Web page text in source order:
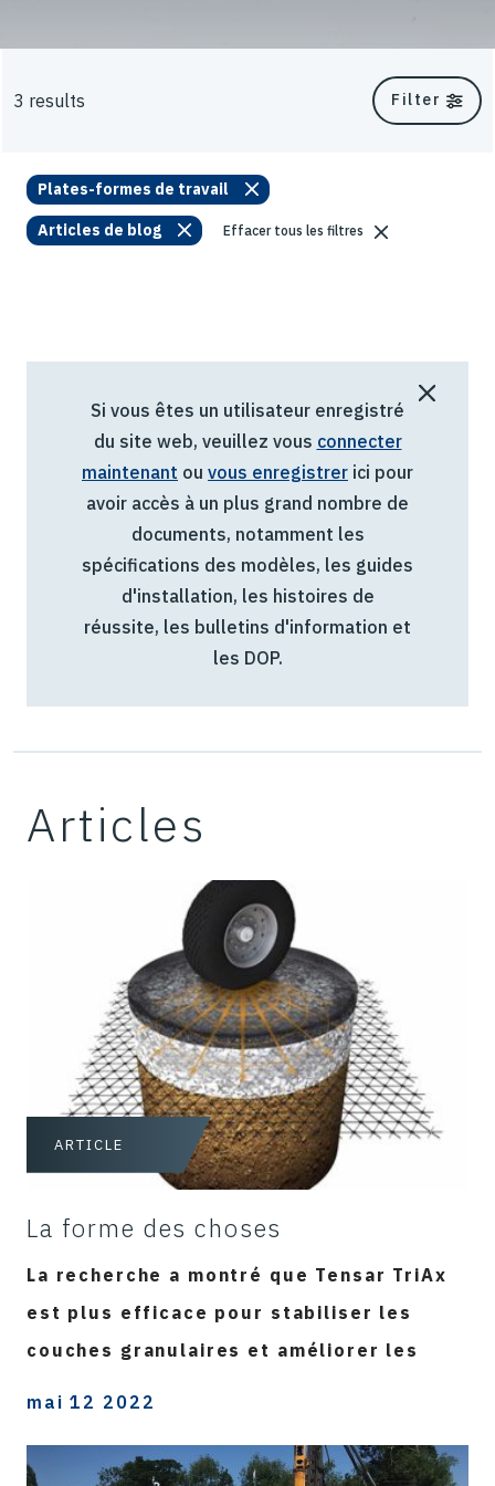
3 results Filter
Plates-formes de travail
Articles de blog Effacer tous les filtres
Si vous êtes un utilisateur enregistré
du site web, veuillez vous connecter
maintenant ou vous enregistrer ici pour
avoir accès à un plus grand nombre de
documents, notamment les
spécifications des modèles, les guides
d'installation, les histoires de
réussite, les bulletins d'information et
les DOP.
Articles
ARTICLE
La forme des choses
La recherche a montré que Tensar TriAx
est plus efficace pour stabiliser les
couches granulaires et améliorer les
mai 12 2022